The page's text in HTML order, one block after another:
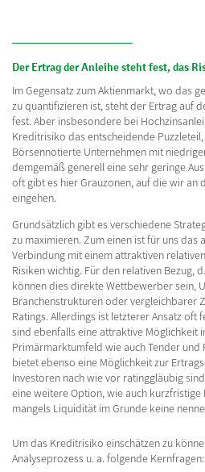
Der Ertrag der Anleihe steht fest, das
Im Gegensatz zum Aktienmarkt, wo das
zu quantifizieren ist, steht der Ertrag auf
fest. Aber insbesondere bei
Kreditrisiko das entscheidende
Börsennotierte Unternehmen mit
demgemäß generell eine sehr geringe
oft gibt es hier Grauzonen, auf die wir an
eingehen.
Grundsätzlich gibt es verschiedene
zu maximieren. Zum einen ist für uns das
Verbindung mit einem attraktiven
Risiken wichtig. Für den relativen Bezug,
können dies direkte Wettbewerber sein,
Branchenstrukturen oder vergleichbarer
Ratings. Allerdings ist letzterer Ansatz oft
sind ebenfalls eine attraktive Möglichkeit
Primärmarktumfeld wie auch Tender und
bietet ebenso eine Möglichkeit zur
Investoren nach wie vor ratinggläubig
eine weitere Option, wie auch
mangels Liquidität im Grunde keine
Um das Kreditrisiko einschätzen zu
Analyseprozess u. a. folgende Kernfragen: